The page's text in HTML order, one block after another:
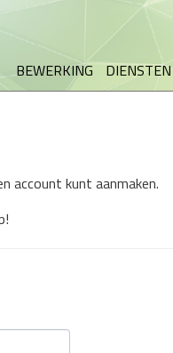
BEWERKING DIENSTEN
account kunt aanmaken.